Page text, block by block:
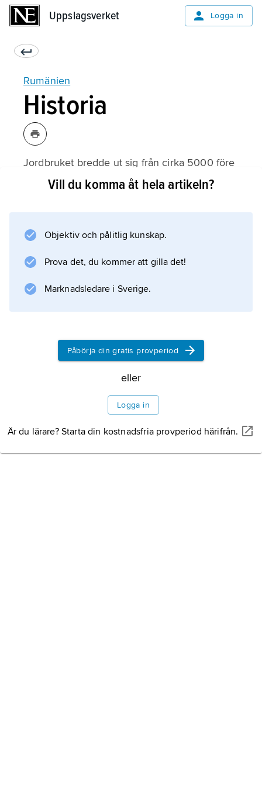
Uppslagsverket Logga in
Rumänien
Historia
Jordbruket bredde ut sig från cirka 5000 före
Kristus i det som i dag är Rumänien. Under
Dacia. På medeltiden växte tre furstendömen
fram. Det var Transsylvanien, Moldova och
Vill du komma åt hela artikeln?
Objektiv och pålitlig kunskap.
Prova det, du kommer att gilla det!
Marknadsledare i Sverige.
Påbörja din gratis provperiod
eller
Logga in
Är du lärare? Starta din kostnadsfria provperiod härifrån.